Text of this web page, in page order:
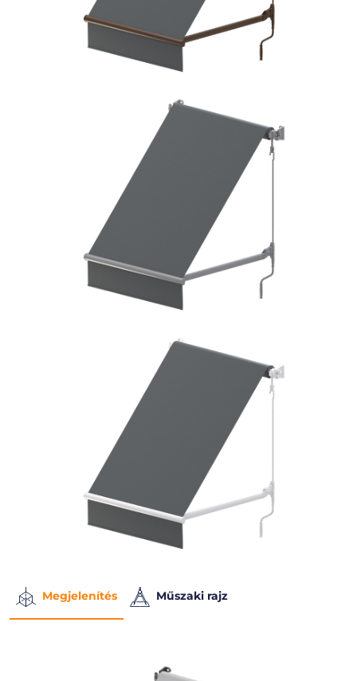
Megjelenítés Műszaki rajz